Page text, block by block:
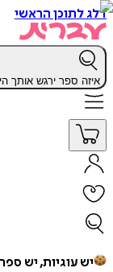
דלג לתוכן הראשי
איזה ספר ירגש אותך
יש עוגיות, יש